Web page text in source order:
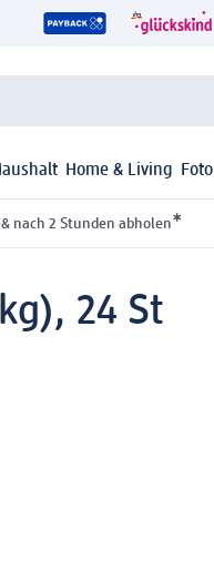
Home & Living Foto
nach 2 Stunden abholen*
24 St